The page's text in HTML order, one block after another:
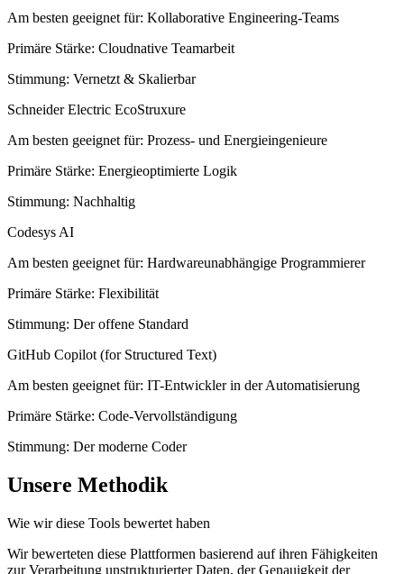
Am besten geeignet für: Kollaborative Engineering-Teams
Primäre Stärke: Cloudnative Teamarbeit
Stimmung: Vernetzt & Skalierbar
Schneider Electric EcoStruxure
Am besten geeignet für: Prozess- und Energieingenieure
Primäre Stärke: Energieoptimierte Logik
Stimmung: Nachhaltig
Codesys AI
Am besten geeignet für: Hardwareunabhängige Programmierer
Primäre Stärke: Flexibilität
Stimmung: Der offene Standard
GitHub Copilot (for Structured Text)
Am besten geeignet für: IT-Entwickler in der Automatisierung
Primäre Stärke: Code-Vervollständigung
Stimmung: Der moderne Coder
Unsere Methodik
Wie wir diese Tools bewertet haben
Wir bewerteten diese Plattformen basierend auf ihren Fähigkeiten
zur Verarbeitung unstrukturierter Daten, der Genauigkeit der